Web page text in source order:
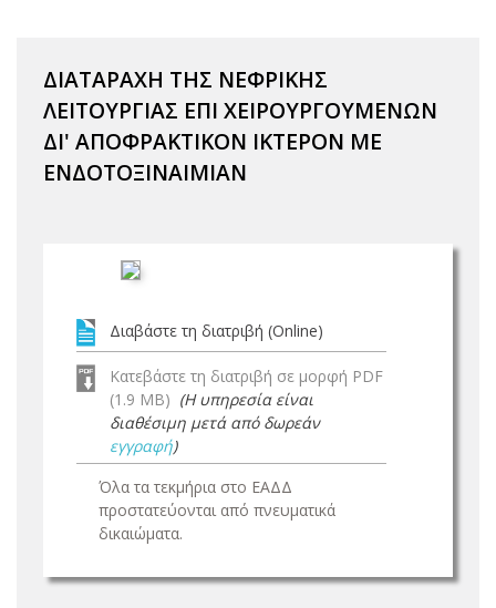
ΔΙΑΤΑΡΑΧΗ ΤΗΣ ΝΕΦΡΙΚΗΣ
ΛΕΙΤΟΥΡΓΙΑΣ ΕΠΙ ΧΕΙΡΟΥΡΓΟΥΜΕΝΩΝ
ΔΙ' ΑΠΟΦΡΑΚΤΙΚΟΝ ΙΚΤΕΡΟΝ ΜΕ
ΕΝΔΟΤΟΞΙΝΑΙΜΙΑΝ
Διαβάστε τη διατριβή (Online)
Κατεβάστε τη διατριβή σε μορφή PDF
(1.9 MB) (Η υπηρεσία είναι
διαθέσιμη μετά από δωρεάν
εγγραφή)
Όλα τα τεκμήρια στο ΕΑΔΔ
προστατεύονται από πνευματικά
δικαιώματα.